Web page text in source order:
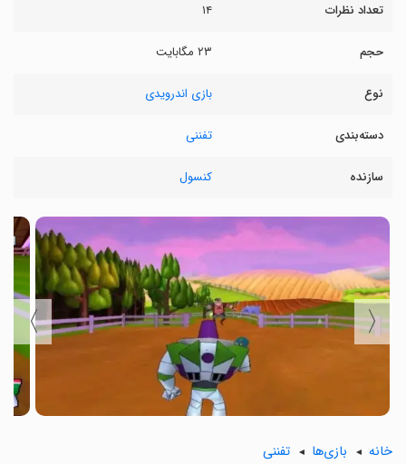
تعداد نظرات ۱۴
حجم ۲۳ مگابایت
نوع بازی اندرویدی
دسته‌بندی تفننی
سازنده کنسول
〈
〉
خانه بازی‌ها تفننی